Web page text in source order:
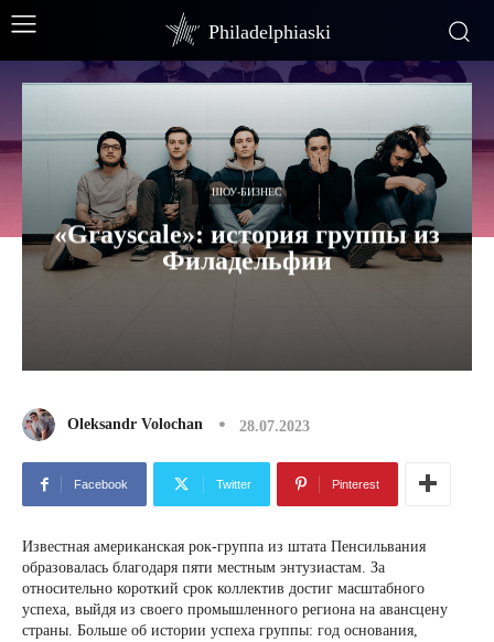
Philadelphiaski
ШОУ-БИЗНЕС
«Grayscale»: история группы из
Филадельфии
Oleksandr Volochan 28.07.2023
Facebook Twitter Pinterest
Известная американская рок-группа из штата Пенсильвания
образовалась благодаря пяти местным энтузиастам. За
относительно короткий срок коллектив достиг масштабного
успеха, выйдя из своего промышленного региона на авансцену
страны. Больше об истории успеха группы: год основания,